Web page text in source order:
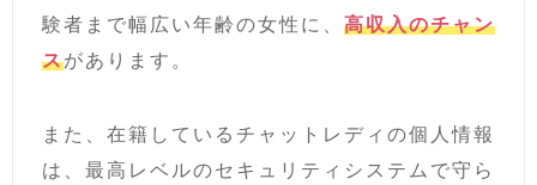
験者まで幅広い年齢の女性に、 高収入のチャン
スがあります。
また、在籍しているチャットレディの個人情報
は、最高レベルのセキュリティシステムで守ら